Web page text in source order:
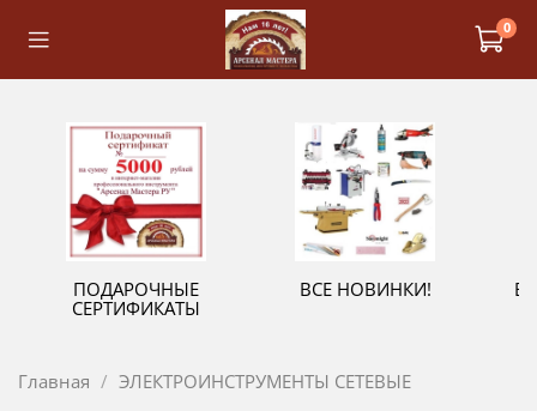
0
ПОДАРОЧНЫЕ
СЕРТИФИКАТЫ
ВСЕ НОВИНКИ!
Главная ЭЛЕКТРОИНСТРУМЕНТЫ СЕТЕВЫЕ